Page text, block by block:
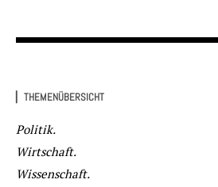
▏THEMENÜBERSICHT
Politik.
Wirtschaft.
Wissenschaft.